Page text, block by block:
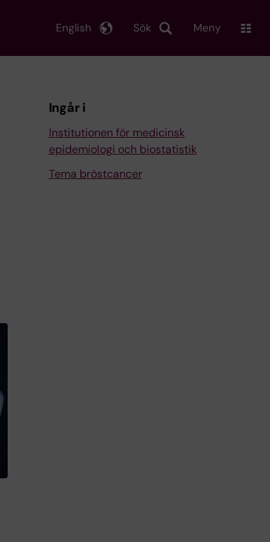
Sök
English Meny
Ingår i
Institutionen för medicinsk
epidemiologi och biostatistik
Tema bröstcancer